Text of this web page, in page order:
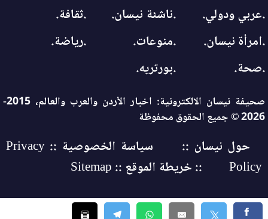
.عربي ودولي.
.ناشئة نيسان.
.ثقافة.
.امرأة نيسان.
.منوعات.
.رياضة.
.صحة.
.بورتريه.
صحيفة نيسان الالكترونية: اخبار الأردن والعرب والعالم، 2015-
2026 © جميع الحقوق محفوظة
حول نيسان ::
سياسة الخصوصية :: Privacy
Policy
:: خريطة الموقع :: Sitemap